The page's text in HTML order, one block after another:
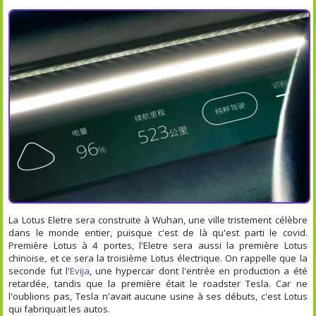
La Lotus Eletre sera construite à Wuhan, une ville tristement célèbre
dans le monde entier, puisque c'est de là qu'est parti le covid.
Première Lotus à 4 portes, l'Eletre sera aussi la première Lotus
chinoise, et ce sera la troisième Lotus électrique. On rappelle que la
seconde fut l'Evija, une hypercar dont l'entrée en production a été
retardée, tandis que la première était le roadster Tesla. Car ne
l'oublions pas, Tesla n'avait aucune usine à ses débuts, c'est Lotus
qui fabriquait les autos.